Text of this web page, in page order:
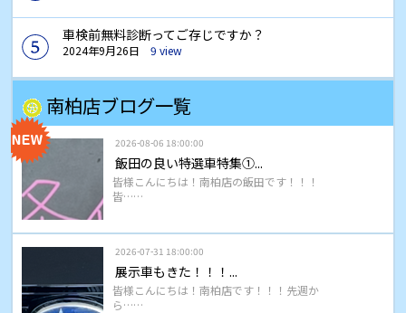
車検前無料診断ってご存じですか？
2024年9月26日 9 view
南柏店ブログ一覧
2026-08-06 18:00:00
飯田の良い特選車特集①...
皆様こんにちは！南柏店の飯田です！！！
皆……
2026-07-31 18:00:00
展示車もきた！！！...
皆様こんにちは！南柏店です！！！先週か
ら……